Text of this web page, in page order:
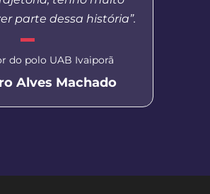
parte dessa história”.
do polo UAB Ivaiporã
Alves Machado